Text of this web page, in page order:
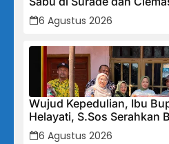
Diamankan
6 Agustus 2026
Wujud Kepedulian, Ibu
Helayati, S.Sos Serahkan
Terdampak Bencana di
6 Agustus 2026